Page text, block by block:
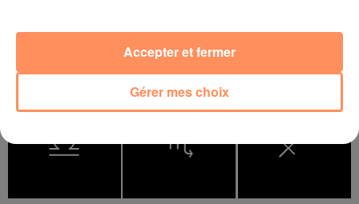
Cancer Lion Vierge
Gérer mes choix
Accepter et fermer